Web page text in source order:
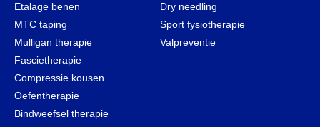
Etalage benen
MTC taping
Mulligan therapie
Fascietherapie
Compressie kousen
Oefentherapie
Bindweefsel therapie
Dry needling
Sport fysiotherapie
Valpreventie